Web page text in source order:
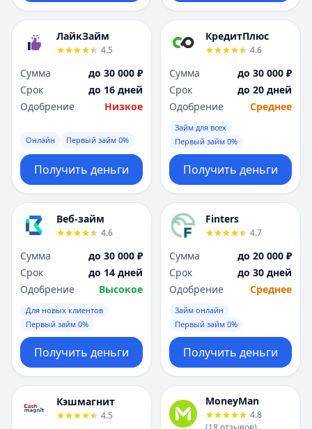
ЛайкЗайм
4.5
Сумма
до 30 000 ₽
Срок
до 16 дней
Одобрение
Низкое
Онлайн Первый займ 0%
Получить деньги
КредитПлюс
4.6
Сумма
до 30 000 ₽
Срок
до 20 дней
Одобрение
Среднее
Займ для всех
Первый займ 0%
Получить деньги
Веб-займ
4.6
Сумма
до 30 000 ₽
Срок
до 14 дней
Одобрение
Высокое
Для новых клиентов
Первый займ 0%
Получить деньги
Finters
4.7
Сумма
до 20 000 ₽
Срок
до 30 дней
Одобрение
Среднее
Займ онлайн
Первый займ 0%
Получить деньги
Кэшмагнит
4.5
MoneyMan
4.8